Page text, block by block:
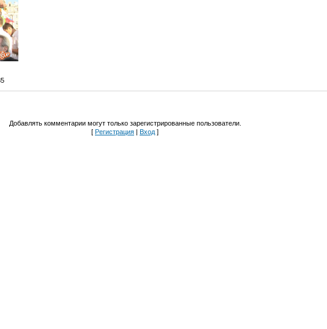
Добавлять комментарии могут только зарегистрированные пользователи.
[ Регистрация | Вход ]